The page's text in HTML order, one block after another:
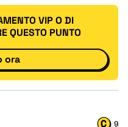
VIP O DI
QUESTO PUNTO
ora
9